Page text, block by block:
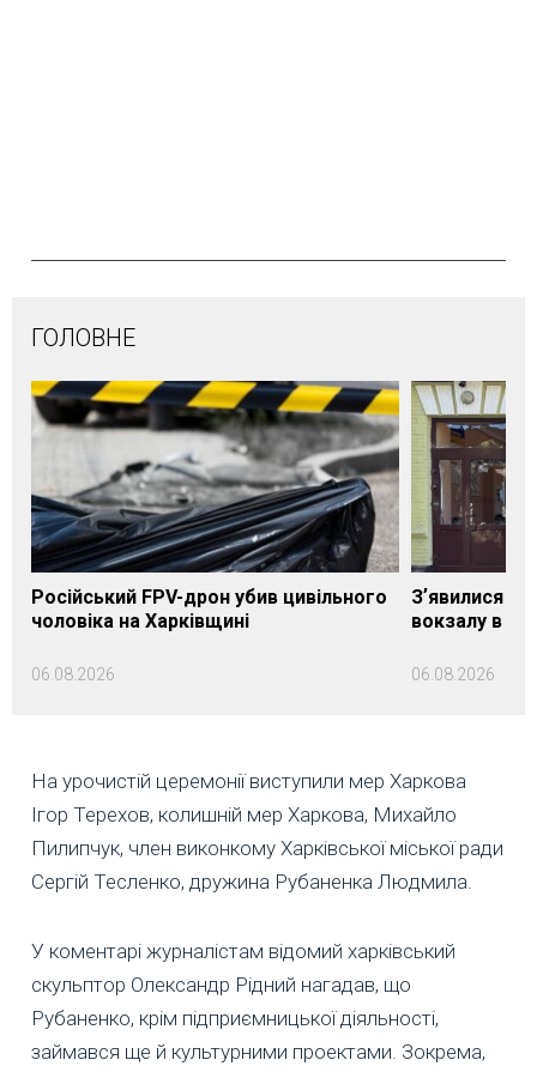
ГОЛОВНЕ
Російський FPV-дрон убив цивільного
чоловіка на Харківщині
06.08.2026
Зʼявилися
вокзалу в
06.08.2026
На урочистій церемонії виступили мер Харкова
Ігор Терехов, колишній мер Харкова, Михайло
Пилипчук, член виконкому Харківської міської ради
Сергій Тесленко, дружина Рубаненка Людмила.
У коментарі журналістам відомий харківський
скульптор Олександр Рідний нагадав, що
Рубаненко, крім підприємницької діяльності,
займався ще й культурними проектами. Зокрема,